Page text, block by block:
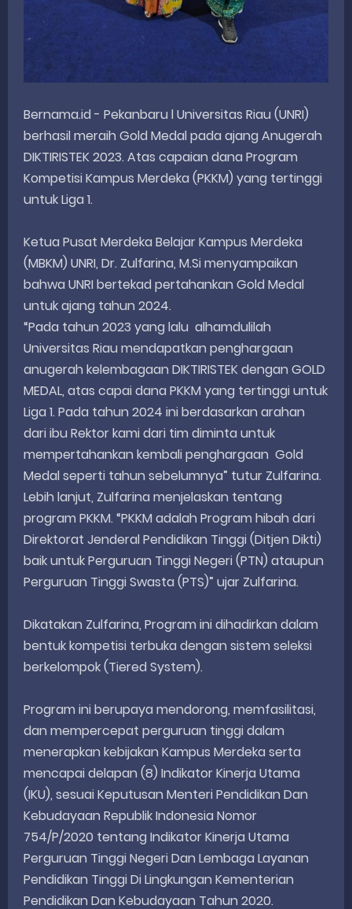
Bernama.id - Pekanbaru l Universitas Riau (UNRI)
berhasil meraih Gold Medal pada ajang Anugerah
DIKTIRISTEK 2023. Atas capaian dana Program
Kompetisi Kampus Merdeka (PKKM) yang tertinggi
untuk Liga 1.
Ketua Pusat Merdeka Belajar Kampus Merdeka
(MBKM) UNRI, Dr. Zulfarina, M.Si menyampaikan
bahwa UNRI bertekad pertahankan Gold Medal
untuk ajang tahun 2024.
“Pada tahun 2023 yang lalu alhamdulilah
Universitas Riau mendapatkan penghargaan
anugerah kelembagaan DIKTIRISTEK dengan GOLD
MEDAL, atas capai dana PKKM yang tertinggi untuk
Liga 1. Pada tahun 2024 ini berdasarkan arahan
dari ibu Rektor kami dari tim diminta untuk
mempertahankan kembali penghargaan Gold
Medal seperti tahun sebelumnya” tutur Zulfarina.
Lebih lanjut, Zulfarina menjelaskan tentang
program PKKM. “PKKM adalah Program hibah dari
Direktorat Jenderal Pendidikan Tinggi (Ditjen Dikti)
baik untuk Perguruan Tinggi Negeri (PTN) ataupun
Perguruan Tinggi Swasta (PTS)” ujar Zulfarina.
Dikatakan Zulfarina, Program ini dihadirkan dalam
bentuk kompetisi terbuka dengan sistem seleksi
berkelompok (Tiered System).
Program ini berupaya mendorong, memfasilitasi,
dan mempercepat perguruan tinggi dalam
menerapkan kebijakan Kampus Merdeka serta
mencapai delapan (8) Indikator Kinerja Utama
(IKU), sesuai Keputusan Menteri Pendidikan Dan
Kebudayaan Republik Indonesia Nomor
754/P/2020 tentang Indikator Kinerja Utama
Perguruan Tinggi Negeri Dan Lembaga Layanan
Pendidikan Tinggi Di Lingkungan Kementerian
Pendidikan Dan Kebudayaan Tahun 2020.